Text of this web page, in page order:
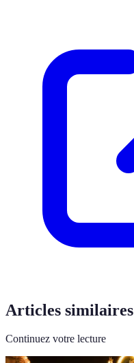
Articles similaires
Continuez votre lecture